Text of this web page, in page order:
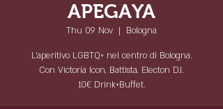
APEGAYA
Thu 09 Nov
  |
Bologna
L'aperitivo LGBTQ+ nel centro di Bologna.
Con Victoria Icon, Battista, Electon DJ.
10€ Drink+Buffet.